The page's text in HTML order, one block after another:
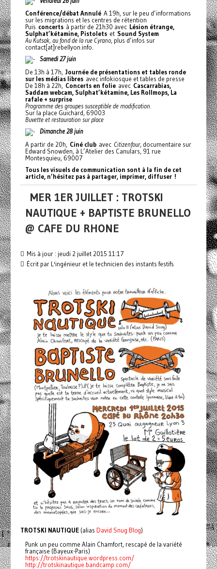
Conférence/débat AnnuléA 19h, sur le peu d’informations
sur les migrations et les centres de rétention
Puis concertsà partir de 21h30 avec Lésion étrange,
Sulphat’kétamine, Pistoletset Sound System
Au Kutsak, au fond de la rue Cyrano, plus d’infos sur
contact[at]rebellyon.info.
Samedi 27 juin
De 13h à 17h, Journée de présentations et tables ronde
sur les médias libresavec infokiosque et tables de presse
De 18h à 22h, Concerts en folieavec Cascarrabias,
Saddam webcam, Sulphat’kétamine, Les Rollmops, La
rafale + surprise
Programme des groupes susceptible de modification.
Sur la place Guichard, 69003
Buvette et restauration sur place
Dimanche 28 juin
A partir de 20h, Ciné clubavec Citizenfour, documentaire sur
Edward Snowden, à L’Atelier des Canulars, 91 rue
Montesquieu, 69007
Tous les visuels de communication sont à la fin de cet
article, n’hésitez pas à partager, imprimer, diffuser !
MER 1ER JUILLET : TROTSKI
NAUTIQUE + BAPTISTE BRUNELLO
@ CAFE DU RHONE
Mis à jour : jeudi 2 juillet 2015 11:17
Écrit par L'ingénieur et le technicien des instants festifs
TROTSKI NAUTIQUE(alias David Snug Blog)
Punk un peu comme Alain Chamfort, rescapé de la variété
française (Bayeux-Paris)
https://trotskinautique.wordpress.com/
http://trotskinautique.bandcamp.com/